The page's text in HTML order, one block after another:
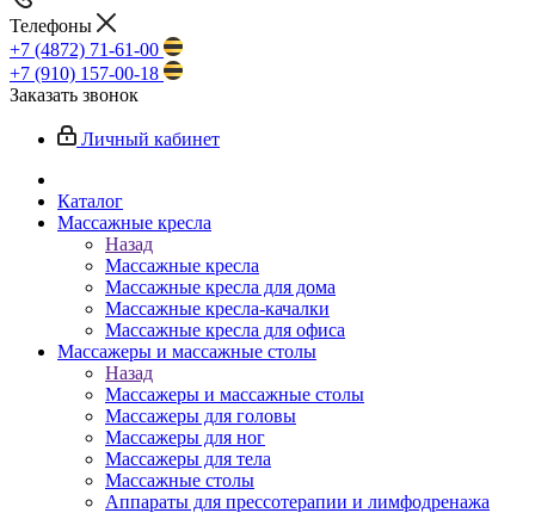
Телефоны
+7 (4872) 71-61-00
+7 (910) 157-00-18
Заказать звонок
Личный кабинет
Каталог
Массажные кресла
Назад
Массажные кресла
Массажные кресла для дома
Массажные кресла-качалки
Массажные кресла для офиса
Массажеры и массажные столы
Назад
Массажеры и массажные столы
Массажеры для головы
Массажеры для ног
Массажеры для тела
Массажные столы
Аппараты для прессотерапии и лимфодренажа